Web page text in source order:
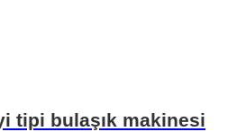
tipi bulaşık makinesi